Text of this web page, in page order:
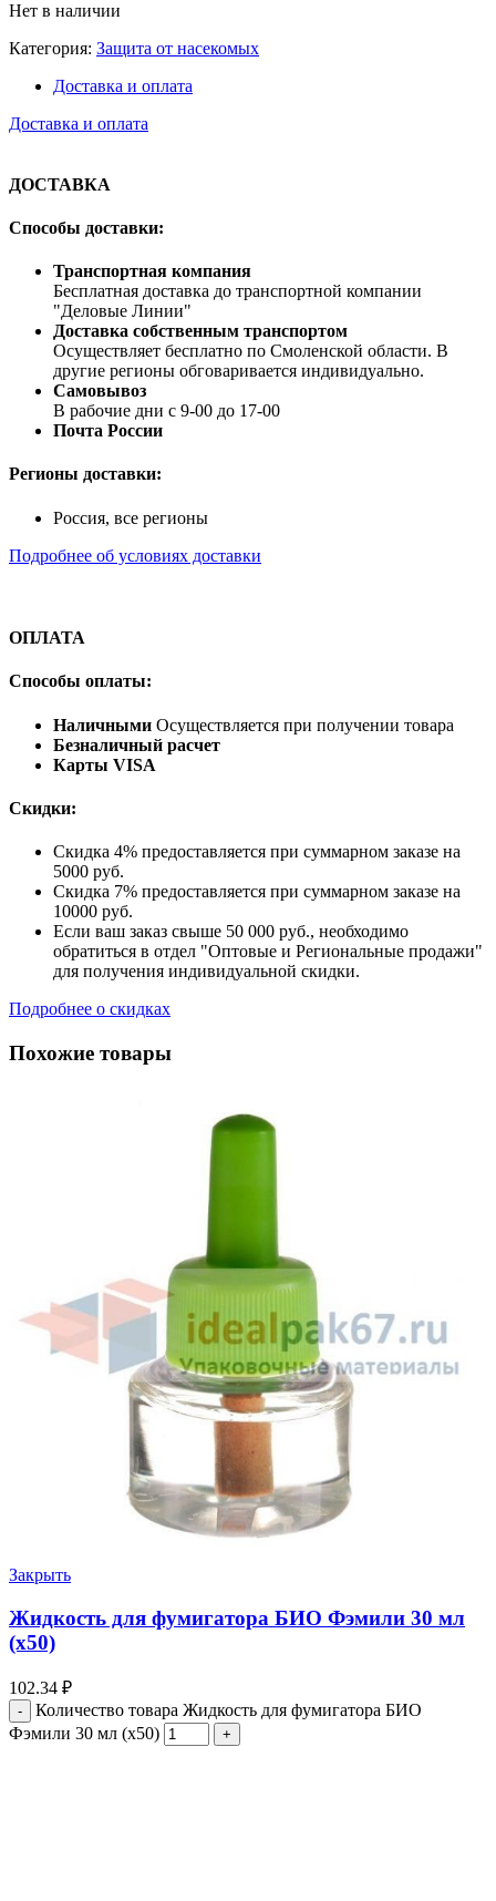
Нет в наличии
Категория: Защита от насекомых
Доставка и оплата
Доставка и оплата
ДОСТАВКА
Способы доставки:
Транспортная компания
Бесплатная доставка до транспортной компании
"Деловые Линии"
Доставка собственным транспортом
Осуществляет бесплатно по Смоленской области. В
другие регионы обговаривается индивидуально.
Самовывоз
В рабочие дни с 9-00 до 17-00
Почта России
Регионы доставки:
Россия, все регионы
Подробнее об условиях доставки
ОПЛАТА
Способы оплаты:
Наличными Осуществляется при получении товара
Безналичный расчет
Карты VISA
Скидки:
Скидка 4% предоставляется при суммарном заказе на
5000 руб.
Скидка 7% предоставляется при суммарном заказе на
10000 руб.
Если ваш заказ свыше 50 000 руб., необходимо
обратиться в отдел "Оптовые и Региональные продажи"
для получения индивидуальной скидки.
Подробнее о скидках
Похожие товары
Закрыть
Жидкость для фумигатора БИО Фэмили 30 мл
(х50)
102.34 ₽
Количество товара Жидкость для фумигатора БИО
Фэмили 30 мл (х50)